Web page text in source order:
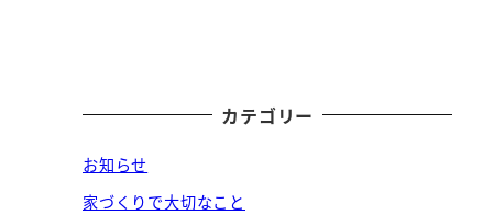
カテゴリー
お知らせ
家づくりで大切なこと